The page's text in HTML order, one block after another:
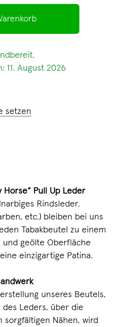
11. August 2026
setzen
Pull Up Leder
Rindsleder.
etc.) bleiben bei uns
Tabakbeutel zu einem
und geölte Oberfläche
einzigartige Patina.
unseres Beutels,
Leders, über die
sorgfältigen Nähen, wird